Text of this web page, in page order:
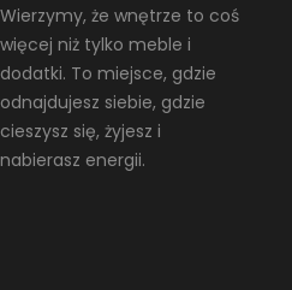
Wierzymy, że wnętrze to coś
więcej niż tylko meble i
dodatki. To miejsce, gdzie
odnajdujesz siebie, gdzie
cieszysz się, żyjesz i
nabierasz energii.